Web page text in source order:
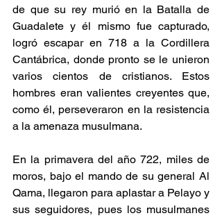
de que su rey murió en la Batalla de
Guadalete y él mismo fue capturado,
logró escapar en 718 a la Cordillera
Cantábrica, donde pronto se le unieron
varios cientos de cristianos. Estos
hombres eran valientes creyentes que,
como él, perseveraron en la resistencia
a la amenaza musulmana.
En la primavera del año 722, miles de
moros, bajo el mando de su general Al
Qama, llegaron para aplastar a Pelayo y
sus seguidores, pues los musulmanes